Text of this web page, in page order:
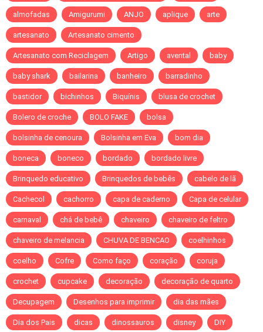
almofadas Amigurumi ANJO aplique arte
artesanato Artesanato cimento
Artesanato com Reciclagem Artigo avental baby
baby shark bailarina banheiro barradinho
bastidor bichinhos Biquínis blusa de crochet
Bolero de croche BOLO FAKE bolsa
bolsinha de cenoura Bolsinha em Eva bom dia
boneca boneco bordado bordado livre
Brinquedo educativo Brinquedos de bebês cabelo de lã
Cachecol cachorro capa de caderno Capa de celular
carnaval chá de bebê chaveiro chaveiro de feltro
chaveiro de melancia CHUVA DE BENCAO coelhinhos
coelho Cofre Como faço coração coruja
crochet cupcake decoração decoração de quarto
Decupagem Desenhos para imprimir dia das mães
Dia dos Pais dicas dinossauros disney DIY